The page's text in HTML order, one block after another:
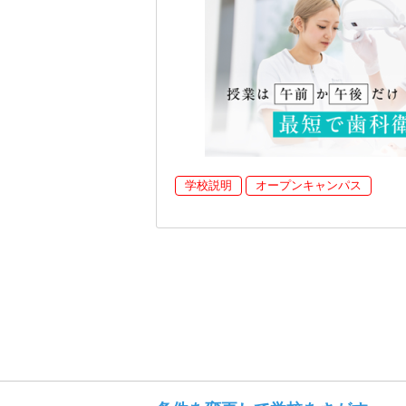
学校説明 オープンキャンパス